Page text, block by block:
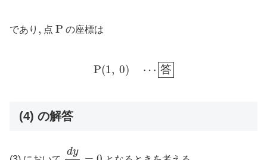
であり ,, 点 P
P の座標は
P(1, 0) ⋯ 答
0 答
(4) の解答
dy
dyd